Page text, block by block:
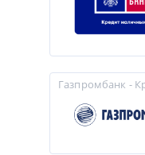
Газпромбанк -